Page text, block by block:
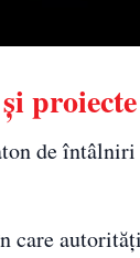
de